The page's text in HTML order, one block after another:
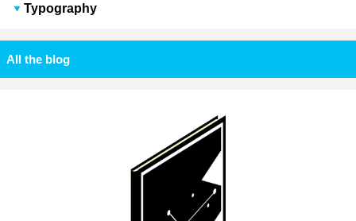
Typography
All the blog